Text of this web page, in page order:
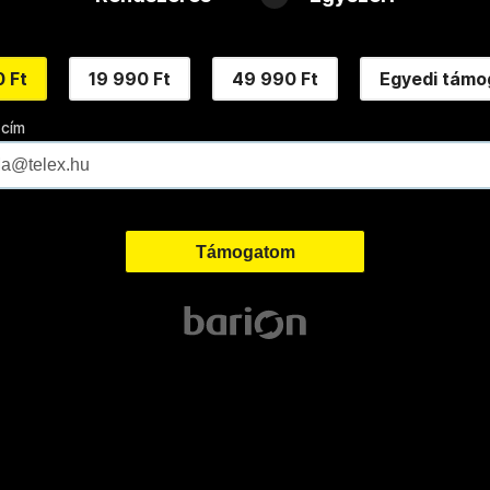
Ft 19 990 Ft 49 990 Ft Egyedi